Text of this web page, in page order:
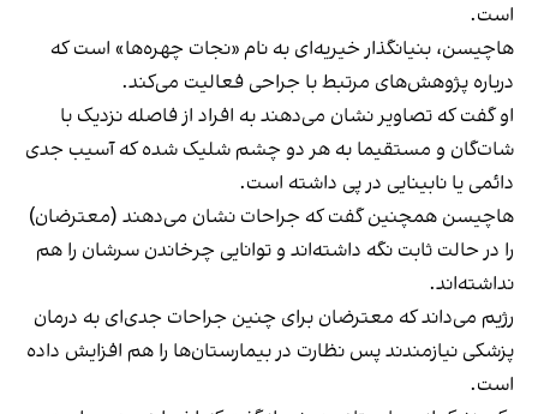
است.
هاچیسن، بنیانگذار خیریه‌ای به‌ نام «نجات چهره‌ها» است که
درباره پژوهش‌های مرتبط با جراحی فعالیت می‌کند.
او گفت که تصاویر نشان می‌دهند به افراد از فاصله نزدیک با
شات‌گان و مستقیما به هر دو چشم شلیک شده که آسیب جدی
دائمی یا نابینایی در پی داشته است.
هاچیسن همچنین گفت که جراحات نشان می‌دهند (معترضان)
را در حالت ثابت نگه داشته‌اند و توانایی چرخاندن سرشان را هم
نداشته‌اند.
رژیم می‌داند که معترضان برای چنین جراحات جدی‌ای به درمان
پزشکی نیازمندند پس نظارت در بیمارستان‌ها را هم افزایش داده
است.